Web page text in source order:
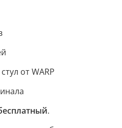
от WARP
.